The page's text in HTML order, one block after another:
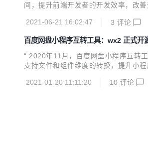
间，提升前端开发者的开发效率，改
合并成一张图片展示给用户或者用于
2021-06-21 16:02:47 3 评论
百度网盘小程序互转工具：wx2 正式开
“ 2020年11月，百度网盘小程序互转
支持文件和组件维度的转换，提升小
一份代码生成百度APP宿主小程序代
2021-01-20 11:11:20 10 评论